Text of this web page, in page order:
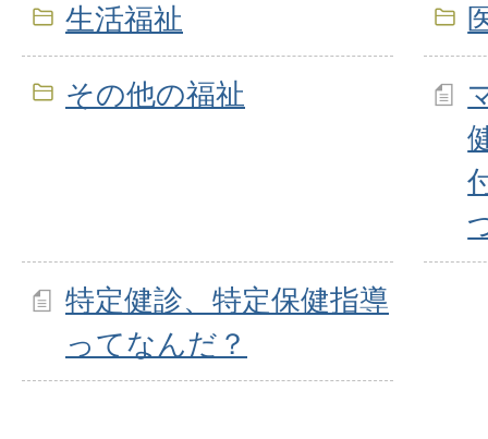
生活福祉
その他の福祉
特定健診、特定保健指導
ってなんだ？